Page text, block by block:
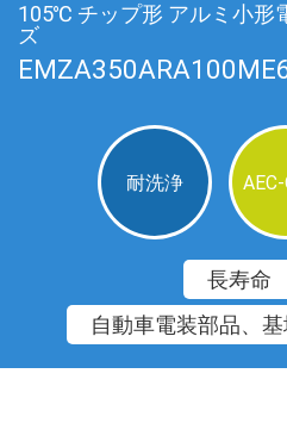
105℃ チップ形 アルミ小形
ズ
耐洗浄
長寿命
自動車電装部品、